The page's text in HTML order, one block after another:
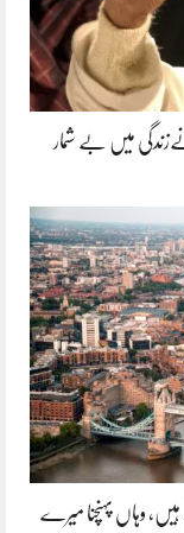
میں بے شمار
وہاں پہنچنا میرے